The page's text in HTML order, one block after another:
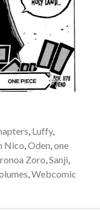
, Luffy,
Nico,Oden,one
Zoro,Sanji,
,Webcomic